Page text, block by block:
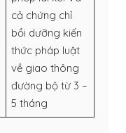
cả chứng chỉ
bồi dưỡng kiến
thức pháp luật
về giao thông
đường bộ từ 3 –
5 tháng